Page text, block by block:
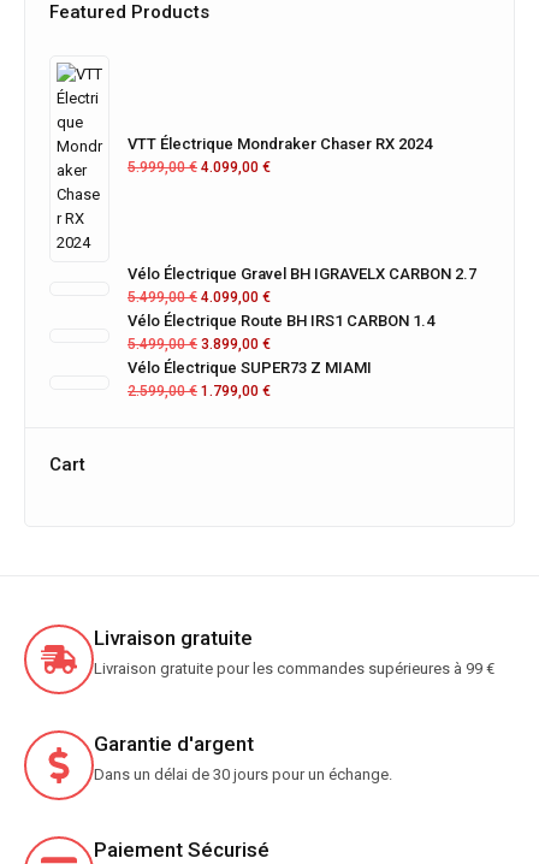
Featured Products
VTT Électrique Mondraker Chaser RX 2024
5.999,00€ 4.099,00 €
Vélo Électrique Gravel BH IGRAVELX CARBON 2.7
5.499,00€ 4.099,00 €
Vélo Électrique Route BH IRS1 CARBON 1.4
5.499,00€ 3.899,00 €
Vélo Électrique SUPER73 Z MIAMI
2.599,00€ 1.799,00 €
Cart
Livraison gratuite
Livraison gratuite pour les commandes supérieures à 99 €
Garantie d'argent
Dans un délai de 30 jours pour un échange.
Paiement Sécurisé